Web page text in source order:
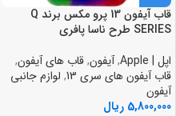
قاب آيفون 13 پرو مکس برند Q
SERIES طرح ناسا پافري
اپل | Apple
,آیفون,قاب های آیفون,
قاب آیفون های سری 13
, لوازم جانبی
آیفون
5,800,000 ریال